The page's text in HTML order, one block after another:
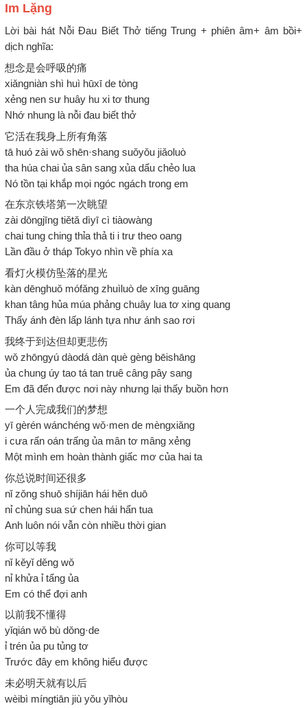
Im Lặng
Lời bài hát Nỗi Đau Biết Thở tiếng Trung + phiên âm+ âm bồi+
dịch nghĩa:
想念是会呼吸的痛
xiǎngniàn shì huì hūxī de tòng
xẻng nen sư huây hu xi tơ thung
Nhớ nhung là nỗi đau biết thở
它活在我身上所有角落
tā huó zài wǒ shēn·shang suǒyǒu jiǎoluò
tha húa chai ủa sân sang xủa dẩu chẻo lua
Nó tồn tại khắp mọi ngóc ngách trong em
在东京铁塔第一次眺望
zài dōngjīng tiětǎ dìyī cì tiàowàng
chai tung ching thỉa thả ti i trư theo oang
Lần đầu ở tháp Tokyo nhìn về phía xa
看灯火模仿坠落的星光
kàn dēnghuǒ mófǎng zhuìluò de xīng guāng
khan tâng hủa múa phảng chuây lua tơ xing quang
Thấy ánh đèn lấp lánh tựa như ánh sao rơi
我终于到达但却更悲伤
wǒ zhōngyú dàodá dàn què gèng bēishāng
ủa chung úy tao tá tan truê câng pây sang
Em đã đến được nơi này nhưng lại thấy buồn hơn
一个人完成我们的梦想
yī gèrén wánchéng wǒ·men de mèngxiǎng
i cưa rấn oán trấng ủa mân tơ mâng xẻng
Một mình em hoàn thành giấc mơ của hai ta
你总说时间还很多
nǐ zǒng shuō shíjiān hái hěn duō
nỉ chủng sua sứ chen hái hẩn tua
Anh luôn nói vẫn còn nhiều thời gian
你可以等我
nǐ kěyǐ děng wǒ
nỉ khửa ỉ tẩng ủa
Em có thể đợi anh
以前我不懂得
yǐqián wǒ bù dǒng·de
ỉ trén ủa pu tủng tơ
Trước đây em không hiểu được
未必明天就有以后
wèibì míngtiān jiù yǒu yǐhòu